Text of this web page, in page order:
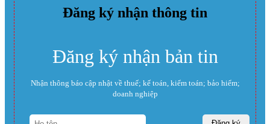
Đăng ký nhận thông tin
Đăng ký nhận bản tin
Nhận thông báo cập nhật về thuế; kế toán, kiểm toán; bảo hiểm;
doanh nghiệp